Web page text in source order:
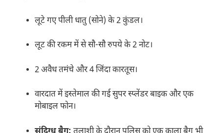
लूटे गए पीली धातु (सोने) के 2 कुंडल।
लूट की रकम में से सौ-सौ रुपये के 2 नोट।
2 अवैध तमंचे और 4 जिंदा कारतूस।
वारदात में इस्तेमाल की गई सुपर स्प्लेंडर बाइक और एक
मोबाइल फोन।